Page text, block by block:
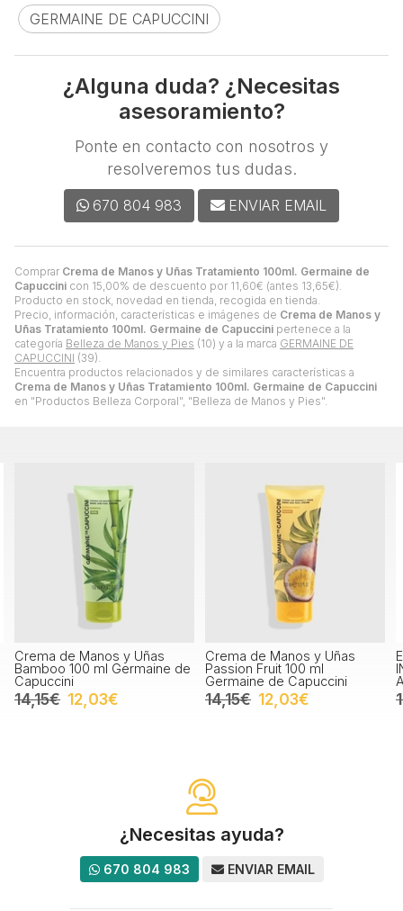
Comprar Crema de Manos y Uñas Tratamiento 100ml. Germaine de
Capuccini con 15,00% de descuento por 11,60€ (antes 13,65€).
Producto en stock, novedad en tienda, recogida en tienda.
Precio, información, características e imágenes de Crema de Manos y
Uñas Tratamiento 100ml. Germaine de Capuccini pertenece a la
categoría Belleza de Manos y Pies (10) y a la marca GERMAINE DE
CAPUCCINI (39).
Encuentra productos relacionados y de similares características a
Crema de Manos y Uñas Tratamiento 100ml. Germaine de Capuccini
en "Productos Belleza Corporal", "Belleza de Manos y Pies".
GERMAINE DE CAPUCCINI
¿Alguna duda? ¿Necesitas
asesoramiento?
Ponte en contacto con nosotros y
resolveremos tus dudas.
670 804 983 ENVIAR EMAIL
y Uñas
de
Crema de Manos y Uñas
Passion Fruit 100 ml
Germaine de Capuccini
14,15€
Esmalte Base Top
IN ONE NAIL
Artdeco
10,65€
¿Necesitas ayuda?
670 804 983 ENVIAR EMAIL